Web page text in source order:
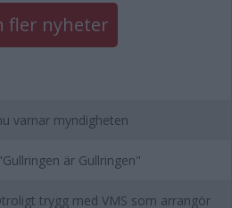
fler nyheter
varnar myndigheten
är Gullringen"
trygg med VMS som arrangör